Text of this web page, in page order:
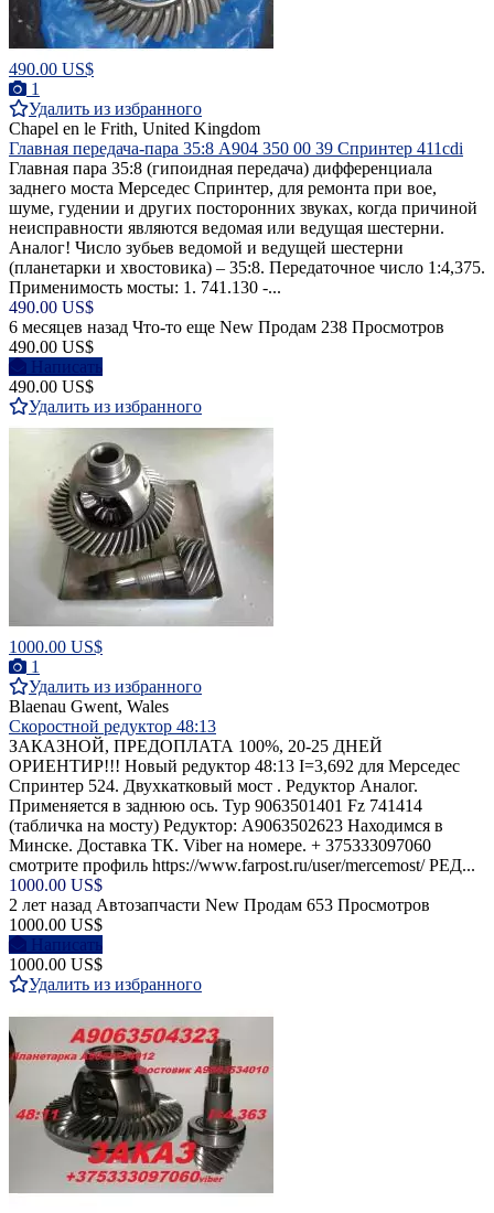
490.00 US$
1
Удалить из избранного
Chapel en le Frith, United Kingdom
Главная передача-пара 35:8 A904 350 00 39 Спринтер 411cdi
Главная пара 35:8 (гипоидная передача) дифференциала
заднего моста Mерседес Спринтер, для ремонта при вое,
шуме, гудении и других посторонних звуках, когда причиной
неисправности являются ведомая или ведущая шестерни.
Аналог! Число зубьев ведомой и ведущей шестерни
(планетарки и хвостовика) – 35:8. Передаточное число 1:4,375.
Применимость мосты: 1. 741.130 -...
490.00 US$
6 месяцев назад Что-то еще New Продам 238 Просмотров
490.00 US$
Написать
490.00 US$
Удалить из избранного
1000.00 US$
1
Удалить из избранного
Blaenau Gwent, Wales
Скоростной редуктор 48:13
ЗАКАЗНОЙ, ПРЕДОПЛАТА 100%, 20-25 ДНЕЙ
ОРИЕНТИР!!! Новый редуктор 48:13 I=3,692 для Мерседес
Спринтер 524. Двухкатковый мост . Редуктор Аналог.
Применяется в заднюю ось. Typ 9063501401 Fz 741414
(табличка на мосту) Редуктор: A9063502623 Находимся в
Минске. Доставка ТК. Viber на номере. + 375333097060
смотрите профиль https://www.farpost.ru/user/mercemost/ РЕД...
1000.00 US$
2 лет назад Автозапчасти New Продам 653 Просмотров
1000.00 US$
Написать
1000.00 US$
Удалить из избранного